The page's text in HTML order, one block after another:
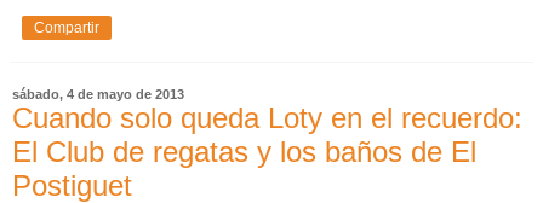
Compartir
sábado, 4 de mayo de 2013
Cuando solo queda Loty en el recuerdo:
El Club de regatas y los baños de El
Postiguet